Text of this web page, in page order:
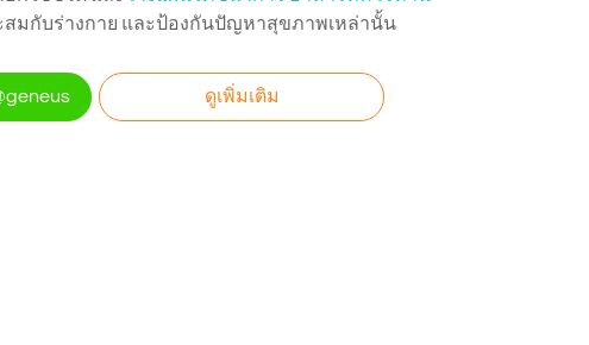
สมกับร่างกาย และป้องกันปัญหาสุขภาพเหล่านั้น
ดูเพิ่มเติม